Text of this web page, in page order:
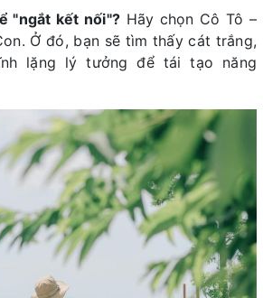
"ngắt kết nối"? Hãy chọn Cô Tô –
Ở đó, bạn sẽ tìm thấy cát trắng,
lặng lý tưởng để tái tạo năng